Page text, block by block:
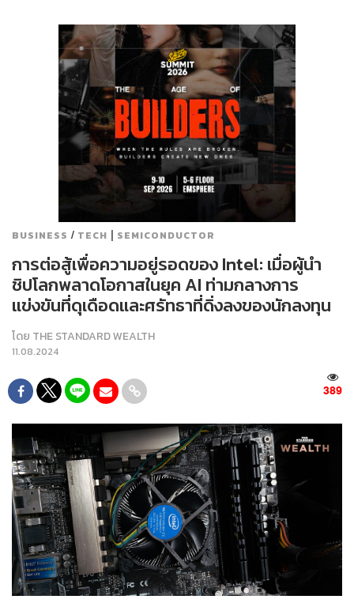
BUSINESS / TECH | SEMICONDUCTOR
การต่อสู้เพื่อความอยู่รอดของ Intel: เมื่อผู้นำ
ชิปโลกพลาดโอกาสในยุค AI ท่ามกลางการ
แข่งขันที่ดุเดือดและศรัทธาที่ดิ่งลงของนักลงทุน
โดย THE STANDARD WEALTH
11.08.2024
389